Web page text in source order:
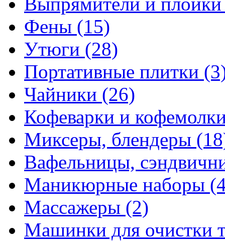
Фены (15)
Утюги (28)
Портативные плитки
Чайники (26)
Кофеварки и
Миксеры, блендеры
Вафельницы,
Маникюрные наборы
Массажеры (2)
Машинки для очистки